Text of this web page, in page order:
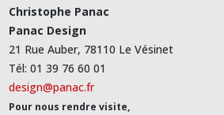
Christophe Panac
Panac Design
21 Rue Auber, 78110 Le Vésinet
Tél: 01 39 76 60 01
design@panac.fr
Pour nous rendre visite,